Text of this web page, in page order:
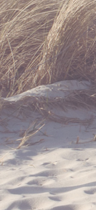
06/08 13:45